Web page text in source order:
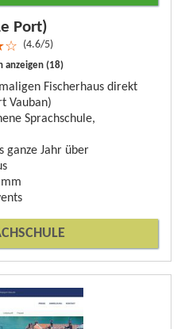
Port)
☆ 4.6/5
anzeigen (18)
Fischerhaus direkt
Vauban)
Sprachschule,
ganze Jahr über